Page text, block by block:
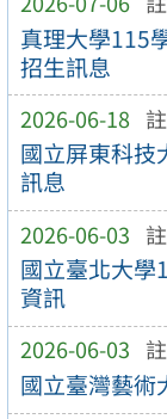
真理大學115
招生訊息
2026-06-18
國立屏東科技
訊息
2026-06-03
國立臺北大學
資訊
2026-06-03
國立臺灣藝術